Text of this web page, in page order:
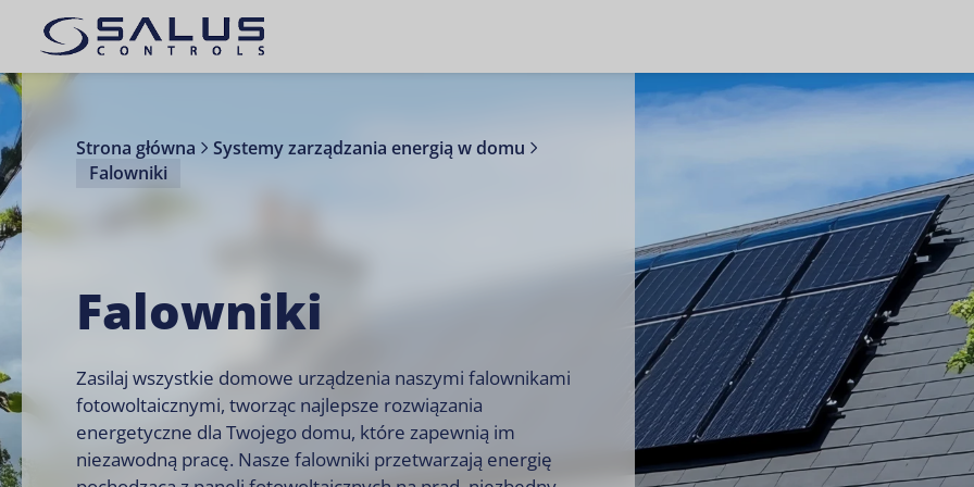
Strona główna
Systemy zarządzania energią w domu
Falowniki
Falowniki
Zasilaj wszystkie domowe urządzenia naszymi falownikami
fotowoltaicznymi, tworząc najlepsze rozwiązania
energetyczne dla Twojego domu, które zapewnią im
niezawodną pracę. Nasze falowniki przetwarzają energię